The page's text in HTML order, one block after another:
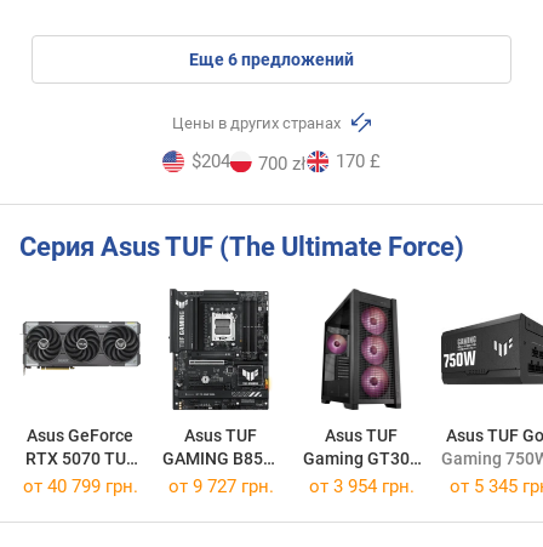
eще6предложений
Цены в других странах
$204 700 zł 170 £
Серия Asus TUF (The Ultimate Force)
Asus GeForce
RTX 5070 TUF
OC
Asus TUF
GAMING B850-
PLUS WIFI
Asus TUF
Gaming GT302
ARGB Black
Asus TUF
Gaming
от 40 799 грн. от 9 727 грн. от 3 954 грн. от 5 345